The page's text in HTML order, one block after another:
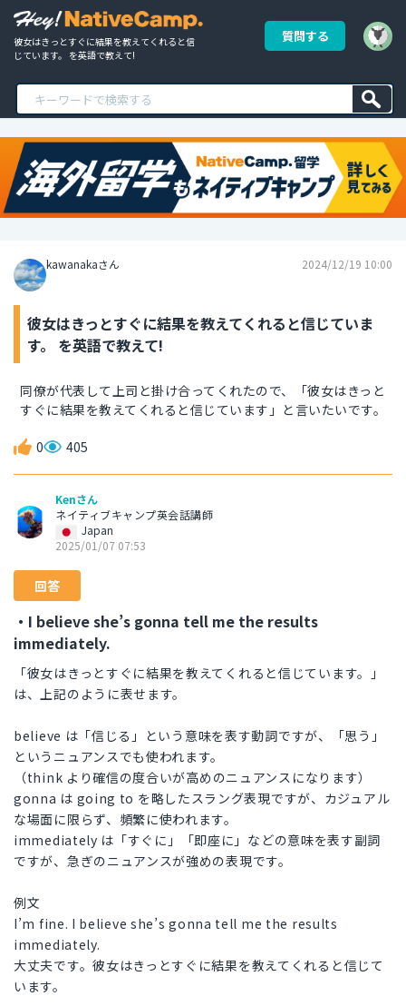
彼女はきっとすぐに結果を教えてくれると信
じています。 を英語で教えて!
質問する
kawanakaさん 2024/12/19 10:00
彼女はきっとすぐに結果を教えてくれると信じていま
す。 を英語で教えて!
同僚が代表して上司と掛け合ってくれたので、「彼女はきっと
すぐに結果を教えてくれると信じています」と言いたいです。
0 405
Kenさん
ネイティブキャンプ英会話講師
Japan
2025/01/07 07:53
回答
・I believe she’s gonna tell me the results
immediately.
「彼女はきっとすぐに結果を教えてくれると信じています。」
は、上記のように表せます。
believe は「信じる」という意味を表す動詞ですが、「思う」
というニュアンスでも使われます。
（think より確信の度合いが高めのニュアンスになります）
gonna は going to を略したスラング表現ですが、カジュアル
な場面に限らず、頻繁に使われます。
immediately は「すぐに」「即座に」などの意味を表す副詞
ですが、急ぎのニュアンスが強めの表現です。
例文
I’m fine. I believe she’s gonna tell me the results
immediately.
大丈夫です。彼女はきっとすぐに結果を教えてくれると信じて
います。